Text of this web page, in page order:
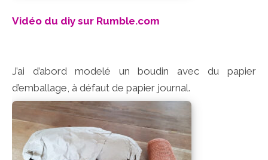
Vidéo du diy sur Rumble.com
J’ai d’abord modelé un boudin avec du papier
d’emballage, à défaut de papier journal.